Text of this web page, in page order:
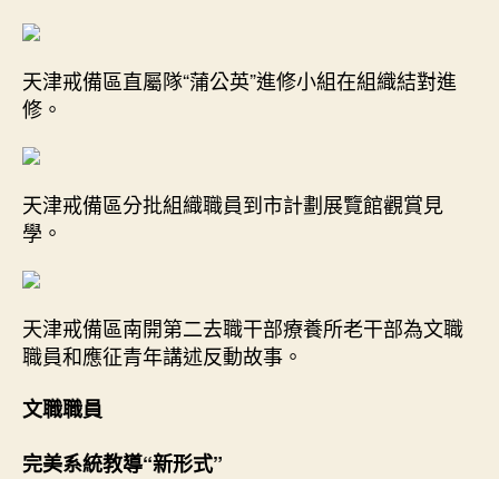
天津戒備區直屬隊“蒲公英”進修小組在組織結對進
修。
天津戒備區分批組織職員到市計劃展覽館觀賞見
學。
天津戒備區南開第二去職干部療養所老干部為文職
職員和應征青年講述反動故事。
文職職員
完美系統教導“新形式”